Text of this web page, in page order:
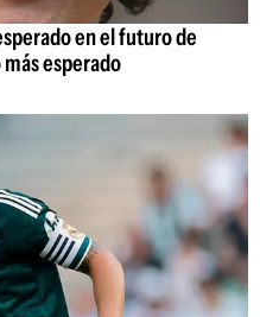
en el futuro de
esperado